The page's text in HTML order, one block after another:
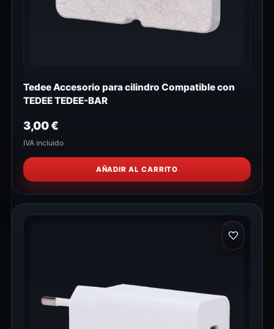
Tedee Accesorio para cilindro Compatible con
TEDEE TEDEE-BAR
3,00€
IVA incluido
AÑADIR AL CARRITO